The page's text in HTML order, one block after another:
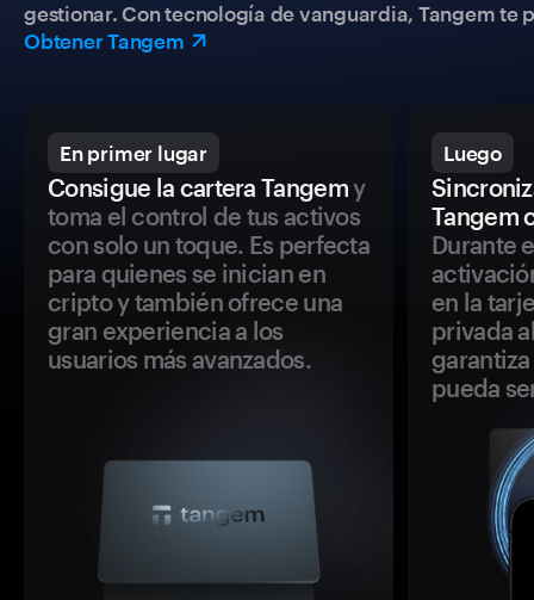
gestionar. Con tecnología de vanguardia, Tangem
Obtener Tangem
En primer lugar
Consigue la cartera Tangemy
toma el control de tus activos
con solo un toque. Es perfecta
para quienes se inician en
cripto y también ofrece una
gran experiencia a los
usuarios más avanzados.
Luego
Tangem
Durante
en la
privada
pueda